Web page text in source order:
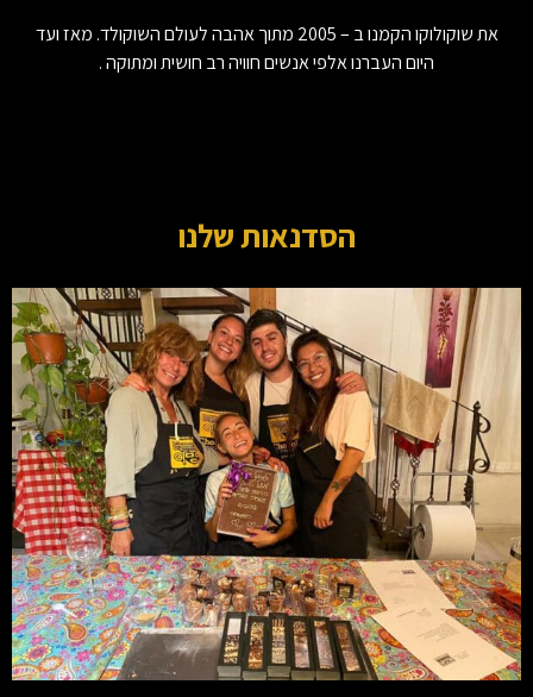
את שוקולוקו הקמנו ב – 2005 מתוך אהבה לעולם השוקולד. מאז ועד
היום העברנו אלפי אנשים חוויה רב חושית ומתוקה .
הסדנאות שלנו